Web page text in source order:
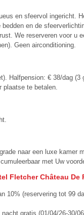
en sfeervol ingericht.
bedden en de
We reserveren voor u
Geen airconditioning.
Halfpension: € 38/dag (3
plaatse te betalen.
naar een luxe kamer
met Uw
Fletcher Château De
10% (reservering tot 99
gratis (01/04/26-30/